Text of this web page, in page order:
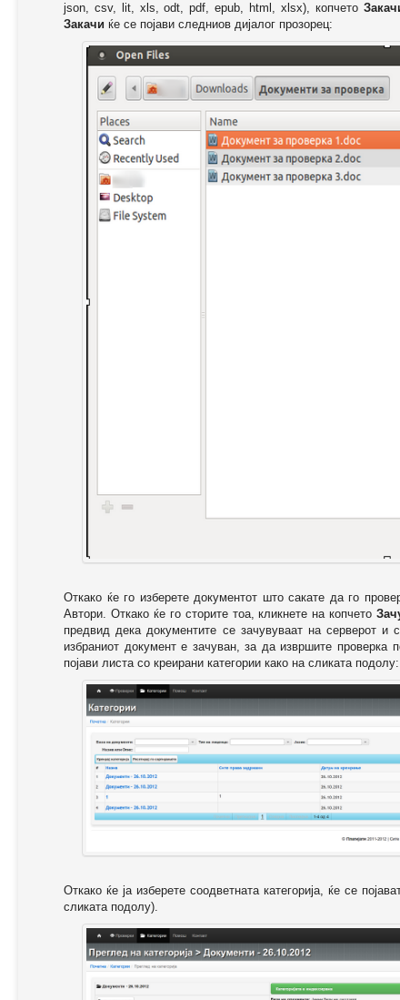
json, csv, lit, xls, odt, pdf, epub, html, xlsx), копчето
Закачи ќе се појави следниов дијалог прозорец:
Откако ќе го изберете документот што сакате да го
Автори. Откако ќе го сторите тоа, кликнете на копчето
предвид дека документите се зачувуваат на серверот
избраниот документ е зачуван, за да извршите проверка
појави листа со креирани категории како на сликата подолу:
Откако ќе ја изберете соодветната категорија, ќе се
сликата подолу).